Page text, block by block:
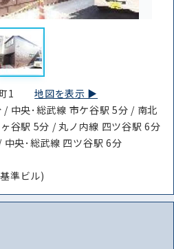
番町1地図を表示 ▶︎
/ 中央･総武線 市ケ谷駅 5分 / 南北
谷駅 5分 / 丸ノ内線 四ツ谷駅 6分
央･総武線 四ツ谷駅 6分
準ビル)